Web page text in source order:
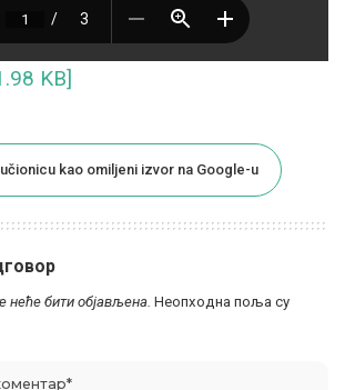
KB]
kao omiljeni izvor na Google-u
бити објављена. Неопходна поља су